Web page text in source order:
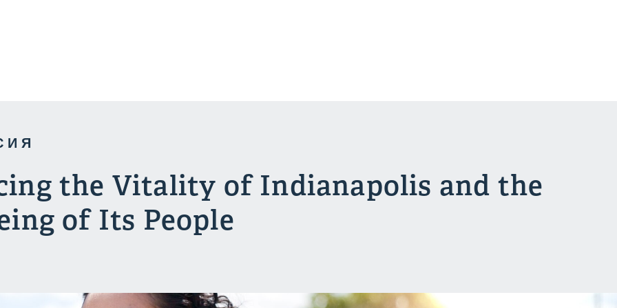
the Vitality of Indianapolis and the
of Its People